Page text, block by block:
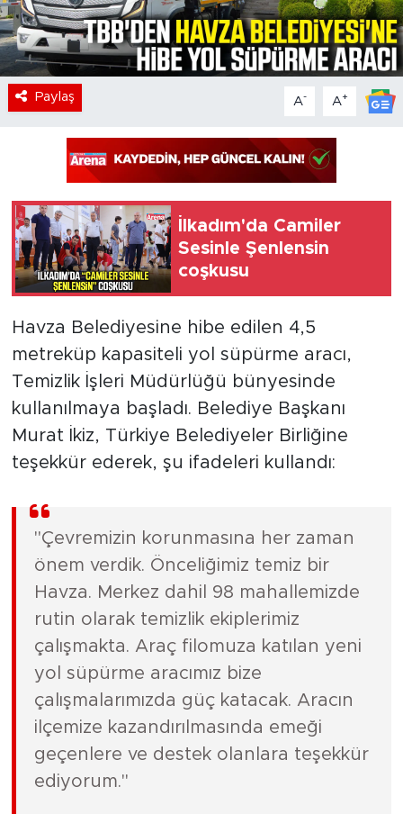
Paylaş A- A+
İlkadım'da Camiler
Sesinle Şenlensin
coşkusu
Havza Belediyesine hibe edilen 4,5
metreküp kapasiteli yol süpürme aracı,
Temizlik İşleri Müdürlüğü bünyesinde
kullanılmaya başladı. Belediye Başkanı
Murat İkiz, Türkiye Belediyeler Birliğine
teşekkür ederek, şu ifadeleri kullandı:
"Çevremizin korunmasına her zaman
önem verdik. Önceliğimiz temiz bir
Havza. Merkez dahil 98 mahallemizde
rutin olarak temizlik ekiplerimiz
çalışmakta. Araç filomuza katılan yeni
yol süpürme aracımız bize
çalışmalarımızda güç katacak. Aracın
ilçemize kazandırılmasında emeği
geçenlere ve destek olanlara teşekkür
ediyorum."